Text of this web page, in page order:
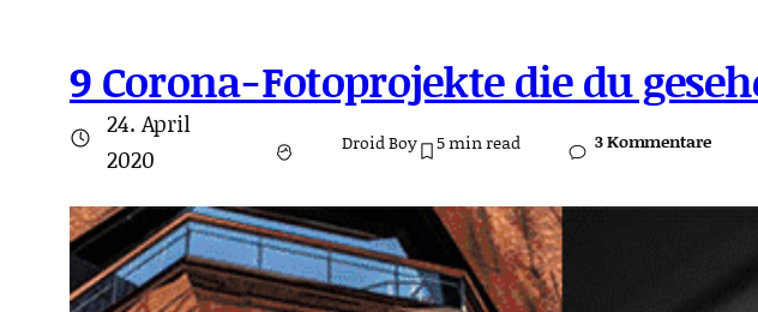
9 Corona-Fotoprojekte die du
24. April
2020
Droid Boy 5min read 3 Kommentare